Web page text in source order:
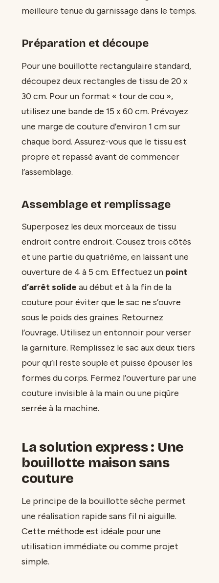
meilleure tenue du garnissage dans le temps.
Préparation et découpe
Pour une bouillotte rectangulaire standard,
découpez deux rectangles de tissu de 20 x
30 cm. Pour un format « tour de cou »,
utilisez une bande de 15 x 60 cm. Prévoyez
une marge de couture d’environ 1 cm sur
chaque bord. Assurez-vous que le tissu est
propre et repassé avant de commencer
l’assemblage.
Assemblage et remplissage
Superposez les deux morceaux de tissu
endroit contre endroit. Cousez trois côtés
et une partie du quatrième, en laissant une
ouverture de 4 à 5 cm. Effectuez un point
d’arrêt solide au début et à la fin de la
couture pour éviter que le sac ne s’ouvre
sous le poids des graines. Retournez
l’ouvrage. Utilisez un entonnoir pour verser
la garniture. Remplissez le sac aux deux tiers
pour qu’il reste souple et puisse épouser les
formes du corps. Fermez l’ouverture par une
couture invisible à la main ou une piqûre
serrée à la machine.
La solution express : Une
bouillotte maison sans
couture
Le principe de la bouillotte sèche permet
une réalisation rapide sans fil ni aiguille.
Cette méthode est idéale pour une
utilisation immédiate ou comme projet
simple.